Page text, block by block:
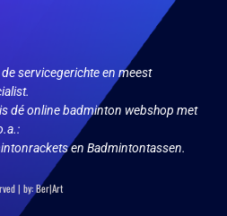
de servicegerichte en meest
dé online badminton webshop met
en Badmintontassen.
| by:Ber|Art